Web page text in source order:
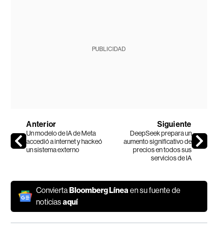
PUBLICIDAD
Anterior
Un modelo de IA de Meta
accedió a internet y hackeó
un sistema externo
Siguiente
DeepSeek prepara un
aumento significativo de
precios en todos sus
servicios de IA
ConviertaBloomberg Línea en su fuente de
noticiasaquí